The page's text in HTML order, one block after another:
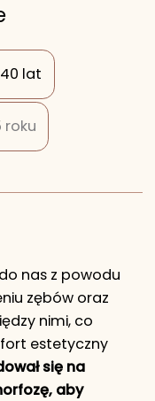
40 lat
roku
do nas z powodu
zębów oraz
nimi, co
estetyczny
się na
aby